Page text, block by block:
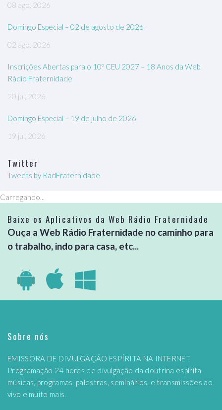
08 ago, 2026
Domingo Especial – 02 de agosto de 2026
02 ago, 2026
Inscrições Abertas para o 10º CEU 2027 – 18 Anos da Web
Rádio Fraternidade
20 jul, 2026
Domingo Especial – 19 de julho de 2026
19 jul, 2026
Twitter
Tweets by RadFraternidade
Carregando...
Baixe os Aplicativos da Web Rádio Fraternidade
Ouça a Web Rádio Fraternidade no caminho para
o trabalho, indo para casa, etc...
Sobre nós
EMISSORA DE DIVULGAÇÃO ESPÍRITA NA INTERNET
Programação 24 horas de divulgação da doutrina espírita,
músicas, programas, palestras, seminários, e transmissões ao
vivo e muito mais.